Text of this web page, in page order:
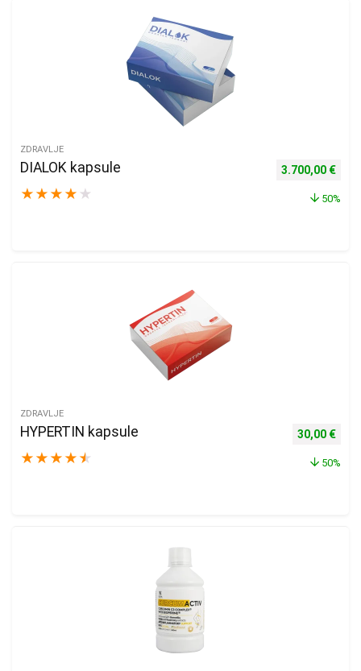
ZDRAVLJE
DIALOK kapsule
★ ★ ★ ★ ★
Izvorna cijena
3.700,00 €
50%
ZDRAVLJE
HYPERTIN kapsule
★ ★ ★ ★ ★
Izvorna
30,00 €
50%